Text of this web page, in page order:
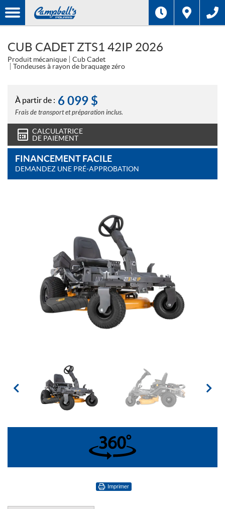
CUB CADET ZTS1 42IP 2026
Produit mécanique
Cub Cadet
Tondeuses à rayon de braquage zéro
À partir de : 6 099 $
Frais de transport et préparation inclus.
CALCULATRICE
DE PAIEMENT
FINANCEMENT FACILE
DEMANDEZ UNE PRÉ-APPROBATION
360°
Imprimer